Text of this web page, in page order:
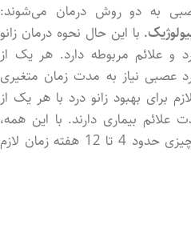
به دو روش درمان می‌شوند:
با این حال نحوه درمان زانو
علائم مربوطه دارد. هر یک از
عصبی نیاز به مدت زمان متغیری
برای بهبود زانو درد با هر یک از
بیماری دارند. با این همه،
برای درمان زانو دردهای عصبی چیزی حدود 4 تا 12 هفته زمان لازم